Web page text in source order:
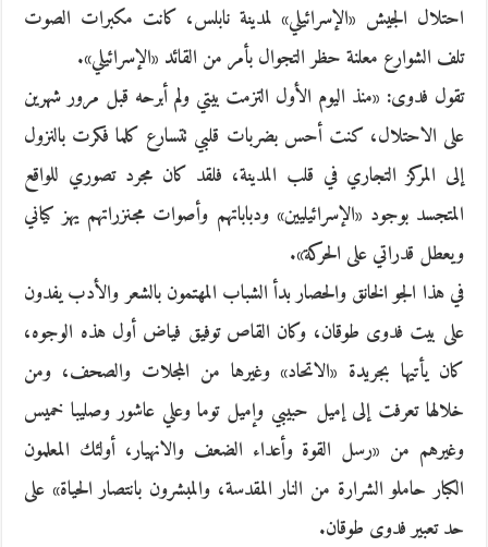
احتلال الجيش «الإسرائيلي» لمدينة نابلس، كانت مكبرات الصوت
تلف الشوارع معلنة حظر التجوال بأمر من القائد «الإسرائيلي».
تقول فدوى: «منذ اليوم الأول التزمت بيتي ولم أبرحه قبل مرور شهرين
على الاحتلال، كنت أحس بضربات قلبي تتسارع كلما فكرت بالنزول
إلى المركز التجاري في قلب المدينة، فلقد كان مجرد تصوري للواقع
المتجسد بوجود «الإسرائيليين» ودباباتهم وأصوات مجنزراتهم يهز كياني
ويعطل قدراتي على الحركة».
في هذا الجو الخانق والحصار بدأ الشباب المهتمون بالشعر والأدب يفدون
على بيت فدوى طوقان، وكان القاص توفيق فياض أول هذه الوجوه،
كان يأتيها بجريدة «الاتحاد» وغيرها من المجلات والصحف، ومن
خلالها تعرفت إلى إميل حبيبي وإميل توما وعلي عاشور وصليبا خميس
وغيرهم من «رسل القوة وأعداء الضعف والانهيار، أولئك المعلمون
الكبار حاملو الشرارة من النار المقدسة، والمبشرون بانتصار الحياة» على
حد تعبير فدوى طوقان.